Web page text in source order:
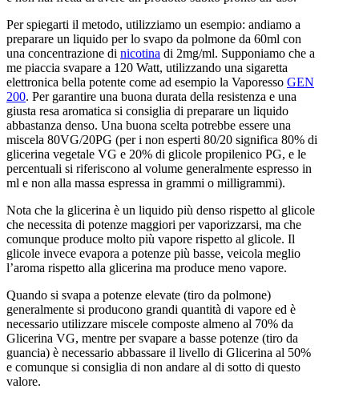
Per spiegarti il metodo, utilizziamo un esempio: andiamo a
preparare un liquido per lo svapo da polmone da 60ml con
una concentrazione di nicotina di 2mg/ml. Supponiamo che a
me piaccia svapare a 120 Watt, utilizzando una sigaretta
elettronica bella potente come ad esempio la Vaporesso GEN
200. Per garantire una buona durata della resistenza e una
giusta resa aromatica si consiglia di preparare un liquido
abbastanza denso. Una buona scelta potrebbe essere una
miscela 80VG/20PG (per i non esperti 80/20 significa 80% di
glicerina vegetale VG e 20% di glicole propilenico PG, e le
percentuali si riferiscono al volume generalmente espresso in
ml e non alla massa espressa in grammi o milligrammi).
Nota che la glicerina è un liquido più denso rispetto al glicole
che necessita di potenze maggiori per vaporizzarsi, ma che
comunque produce molto più vapore rispetto al glicole. Il
glicole invece evapora a potenze più basse, veicola meglio
l’aroma rispetto alla glicerina ma produce meno vapore.
Quando si svapa a potenze elevate (tiro da polmone)
generalmente si producono grandi quantità di vapore ed è
necessario utilizzare miscele composte almeno al 70% da
Glicerina VG, mentre per svapare a basse potenze (tiro da
guancia) è necessario abbassare il livello di Glicerina al 50%
e comunque si consiglia di non andare al di sotto di questo
valore.